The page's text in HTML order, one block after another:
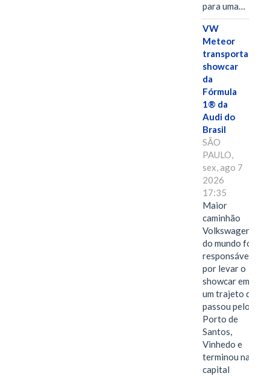
para uma…
VW
Meteor
transporta
showcar
da
Fórmula
1® da
Audi do
Brasil
SÃO
PAULO,
sex, ago 7
2026
17:35
Maior
caminhão
Volkswagen
do mundo foi
responsável
por levar o
showcar em
um trajeto que
passou pelo
Porto de
Santos,
Vinhedo e
terminou na
capital